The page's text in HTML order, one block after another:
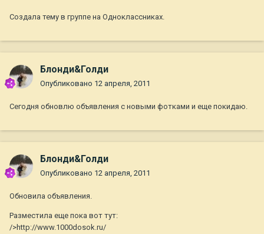
Создала тему в группе на Одноклассниках.
Блонди&Голди
Опубликовано 12 апреля, 2011
Сегодня обновлю объявления с новыми фотками и еще покидаю.
Блонди&Голди
Опубликовано 12 апреля, 2011
Обновила объявления.
Разместила еще пока вот тут:
/>http://www.1000dosok.ru/